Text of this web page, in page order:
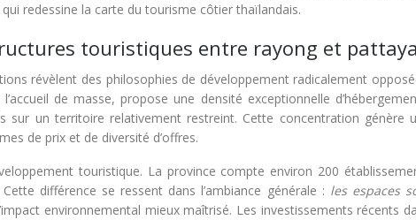
redessine la carte du tourisme côtier thaïlandais.
touristiques entre rayong et pattaya
révèlent des philosophies de développement radicalement
de masse, propose une densité exceptionnelle
sur un territoire relativement restreint. Cette concentration génère
de prix et de diversité d’offres.
touristique. La province compte environ 200
différence se ressent dans l’ambiance générale : les espaces
environnemental mieux maîtrisé. Les investissements récents